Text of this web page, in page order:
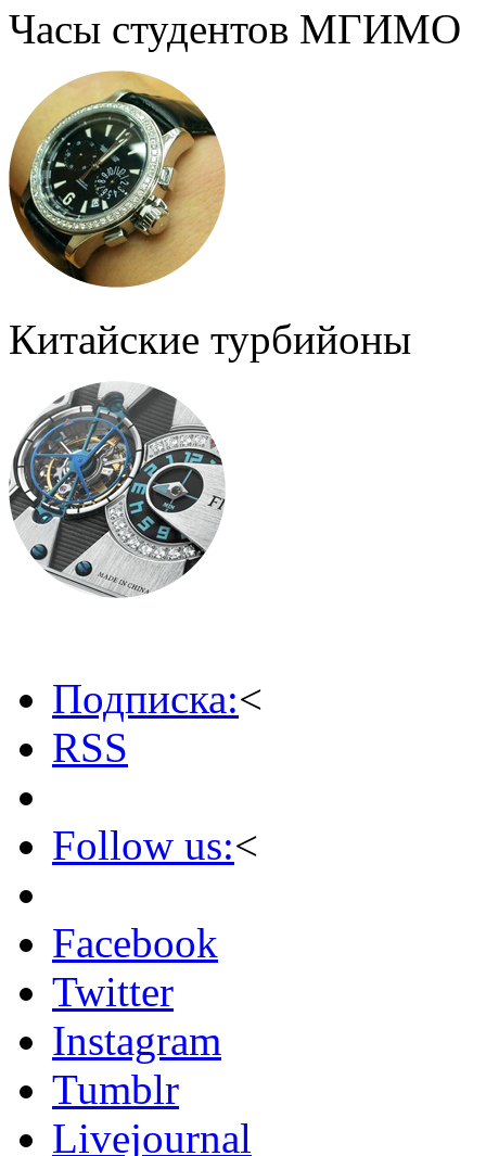
Часы студентов МГИМО
Китайские турбийоны
Подписка:<
RSS
Follow us:<
Facebook
Twitter
Instagram
Tumblr
Livejournal